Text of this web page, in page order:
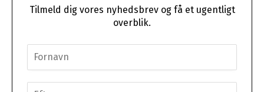
Tilmeld dig vores nyhedsbrev og få et ugentligt
overblik.